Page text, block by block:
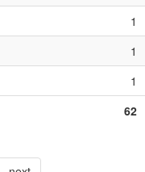
1
1
1
62